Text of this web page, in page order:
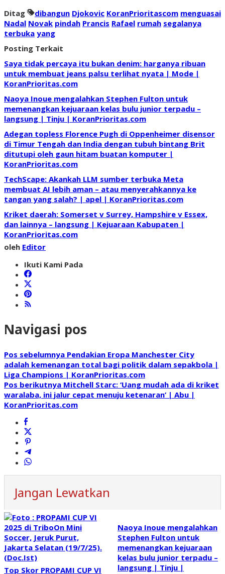
Ditag dibangun Djokovic KoranPrioritascom menguasai
Nadal Novak pindah Prancis Rafael rumah segalanya
terbuka yang
Posting Terkait
Saya tidak percaya itu bukan denim: harganya ribuan
untuk membuat jeans palsu terlihat nyata | Mode |
KoranPrioritas.com
Naoya Inoue mengalahkan Stephen Fulton untuk
memenangkan kejuaraan kelas bulu junior terpadu –
langsung | Tinju | KoranPrioritas.com
Adegan topless Florence Pugh di Oppenheimer disensor
di Timur Tengah dan India dengan tubuh bintang Brit
ditutupi oleh gaun hitam buatan komputer |
KoranPrioritas.com
TechScape: Akankah LLM sumber terbuka Meta
membuat AI lebih aman – atau menyerahkannya ke
tangan yang salah? | apel | KoranPrioritas.com
Kriket daerah: Somerset v Surrey, Hampshire v Essex,
dan lainnya – langsung | Kejuaraan Kabupaten |
KoranPrioritas.com
oleh Editor
Ikuti Kami Pada
Navigasi pos
Pos sebelumnya Pendakian Eropa Manchester City
adalah kemenangan total bagi politik dalam sepakbola |
Liga Champions | KoranPrioritas.com
Pos berikutnya Mitchell Starc: ‘Uang mudah ada di kriket
waralaba, ini jalur cepat menuju ketenaran’ | Abu |
KoranPrioritas.com
Jangan Lewatkan
Top Skor PROPAMI CUP VI
Naoya Inoue mengalahkan
Stephen Fulton untuk
memenangkan kejuaraan
kelas bulu junior terpadu –
langsung | Tinju |